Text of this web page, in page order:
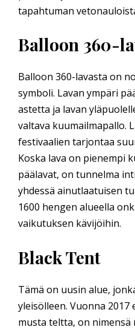
tapahtuman
Balloon 360-
Balloon 360-lavasta on
symboli. Lavan ympäri
astetta ja lavan
valtava kuumailmapallo.
festivaalien tarjontaa
Koska lava on pienempi
päälavat, on tunnelma
yhdessä ainutlaatuisen
1600 hengen alueella
vaikutuksen kävijöihin.
Black Tent
Tämä on uusin alue,
yleisölleen. Vuonna 2017
musta teltta, on nimensä